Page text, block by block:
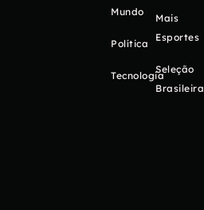
Mundo
Política
Tecnologia
Mais
Esportes
Seleção
Brasileira